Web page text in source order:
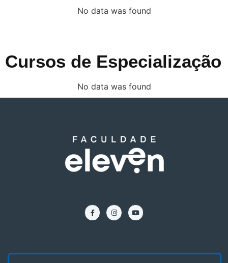
No data was found
Cursos de Especialização
No data was found